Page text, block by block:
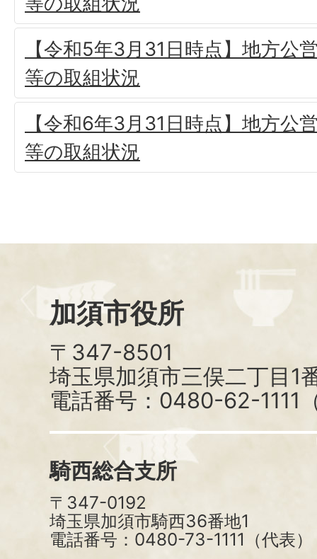
【令和5年3月31日時点】地方公
等の取組状況
【令和6年3月31日時点】地方公
等の取組状況
加須市役所
〒347-8501
埼玉県加須市三俣二丁目1
電話番号：0480-62-1111
騎西総合支所
〒347-0192
埼玉県加須市騎西36番地1
電話番号：0480-73-1111（代表）